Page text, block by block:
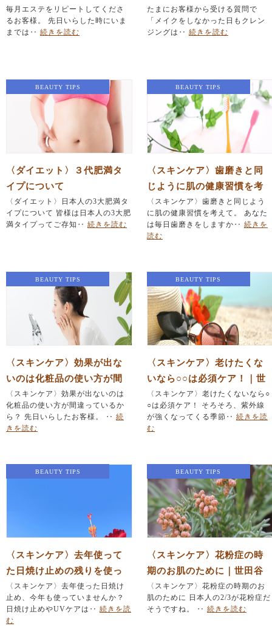
毎月エステをリピートしてくださ
るお客様。 先日いらした時にいま
までは‥ 続きを読む
た方がいいの？｜毛穴・肌
荒れ・たるみ改善をしたい
たまにお客様から受ける質問で
「メイクをしなかった日もクレン
ジングは‥ 続きを読む
BEAUTY TIPS
〈ダイエット〉３代肥満タ
イプについて
〈ダイエット〉日本人の3大肥満タ
イプについて 皆様は日本人の3大肥
満タイプってご存知‥ 続きを読む
BEAUTY TIPS
〈スキンケア〉歯磨きと同
じように肌の健康習慣を考
えて。｜世田谷代田駅 小
顔・肌再生エステサロンSU
HADA
〈スキンケア〉歯磨きと同じよう
に肌の健康習慣を考えて。 あなた
は毎日歯磨きをしますか‥ 続きを
読む
BEAUTY TIPS
〈スキンケア〉効果が出な
いのは化粧品の使い方が間
違っているから？｜毛穴・
肌荒れ・たるみ改善をした
いならエステサロンSUHAD
〈スキンケア〉効果が出ないのは
化粧品の使い方が間違っているか
ら？ 先日いらしたお客様。 ‥ 続
きを読む
BEAUTY TIPS
〈スキンケア〉老けたくな
いなら○○は必須ケア！｜世
田谷代田駅 小顔・肌再生
エステサロンSUHADA
〈スキンケア〉老けたくないなら○
○は必須ケア！ そろそろ、紫外線
が強くなってくる季節‥ 続きを読
む
BEAUTY TIPS
〈スキンケア〉去年使って
た日焼け止めの残りを使っ
ていませんか？｜世田谷代
田駅 毛穴・肌荒れ・たる
み改善をしたいならエステ
〈スキンケア〉去年使った日焼け
止め、今年も使っていませんか？
日焼け止めやUVケアは‥ 続きを読
む
BEAUTY TIPS
〈スキンケア〉花粉症の時
期のお肌のために｜世田谷
代田駅 小顔・肌再生エス
テサロンSUHADA
〈スキンケア〉花粉症の時期のお
肌のために 日本人の2/3が花粉症だ
そうですね。 ‥ 続きを読む